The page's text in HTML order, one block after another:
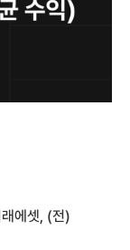
에셋, (전)